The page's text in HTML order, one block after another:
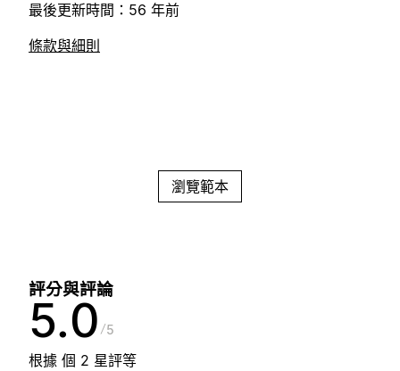
最後更新時間：56 年前
條款與細則
瀏覽範本
評分與評論
5.0 5
根據 個 2 星評等